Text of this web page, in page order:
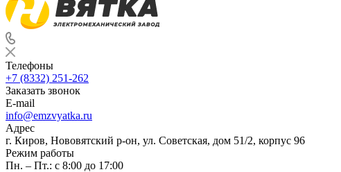
Телефоны
+7 (8332) 251-262
Заказать звонок
E-mail
info@emzvyatka.ru
Адрес
г. Киров, Нововятский р-он, ул. Советская, дом 51/2, корпус 96
Режим работы
Пн. – Пт.: с 8:00 до 17:00